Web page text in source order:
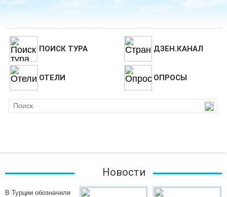
ПОИСК ТУРА ДЗЕН.КАНАЛ
ОТЕЛИ ОПРОСЫ
Новости
В Турции обозначили